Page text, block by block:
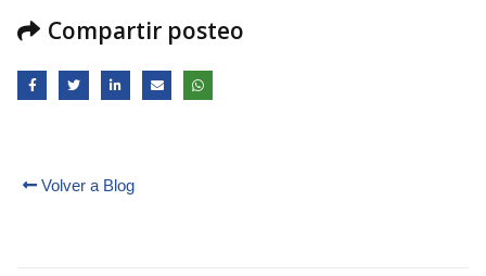
Compartir posteo
Volver a Blog